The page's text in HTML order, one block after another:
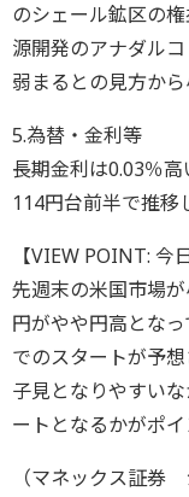
のシェール鉱区の
源開発のアナダル
弱まるとの見方から
5.為替・金利等
長期金利は0.03％
114円台前半で推移
【VIEW POINT: 今
先週末の米国市場
円がやや円高とな
でのスタートが予
子見となりやすい
ートとなるかがポイ
（マネックス証券